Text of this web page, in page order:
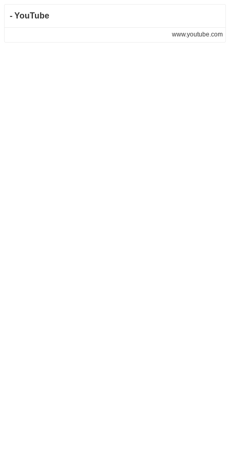
- YouTube
www.youtube.com